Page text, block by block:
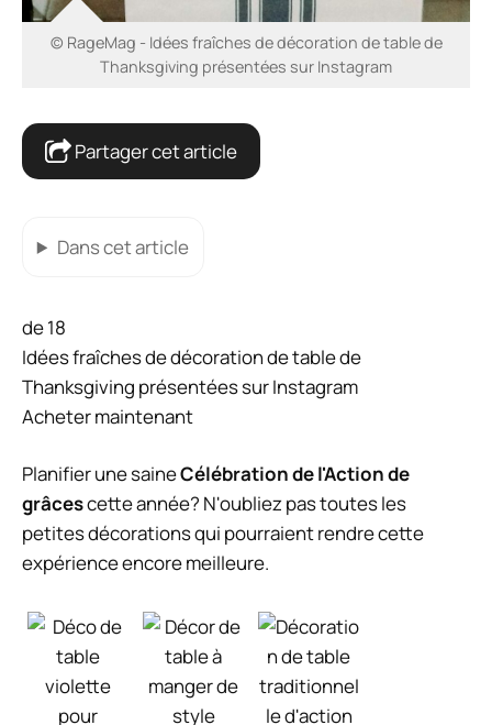
© RageMag - Idées fraîches de décoration de table de
Thanksgiving présentées sur Instagram
Partager cet article
Dans cet article
de 18
Idées fraîches de décoration de table de
Thanksgiving présentées sur Instagram
Acheter maintenant
Planifier une saineCélébration de l'Action de
grâcescette année? N'oubliez pas toutes les
petites décorations qui pourraient rendre cette
expérience encore meilleure.